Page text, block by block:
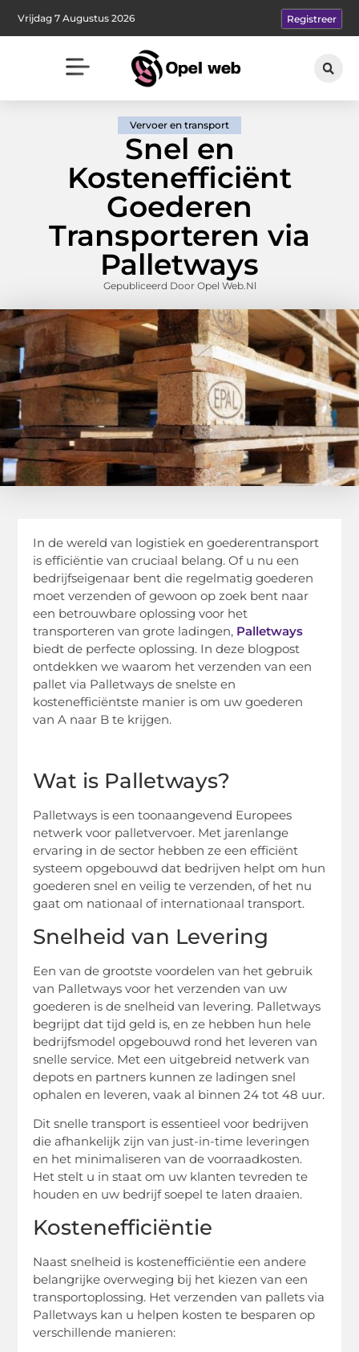
Vrijdag 7 Augustus 2026 Registreer
Vervoer en transport
Snel en
Kostenefficiënt
Goederen
Transporteren via
Palletways
Gepubliceerd Door Opel Web.nl
In de wereld van logistiek en goederentransport
is efficiëntie van cruciaal belang. Of u nu een
bedrijfseigenaar bent die regelmatig goederen
moet verzenden of gewoon op zoek bent naar
een betrouwbare oplossing voor het
transporteren van grote ladingen, Palletways
biedt de perfecte oplossing. In deze blogpost
ontdekken we waarom het verzenden van een
pallet via Palletways de snelste en
kostenefficiëntste manier is om uw goederen
van A naar B te krijgen.
Wat is Palletways?
Palletways is een toonaangevend Europees
netwerk voor palletvervoer. Met jarenlange
ervaring in de sector hebben ze een efficiënt
systeem opgebouwd dat bedrijven helpt om hun
goederen snel en veilig te verzenden, of het nu
gaat om nationaal of internationaal transport.
Snelheid van Levering
Een van de grootste voordelen van het gebruik
van Palletways voor het verzenden van uw
goederen is de snelheid van levering. Palletways
begrijpt dat tijd geld is, en ze hebben hun hele
bedrijfsmodel opgebouwd rond het leveren van
snelle service. Met een uitgebreid netwerk van
depots en partners kunnen ze ladingen snel
ophalen en leveren, vaak al binnen 24 tot 48 uur.
Dit snelle transport is essentieel voor bedrijven
die afhankelijk zijn van just-in-time leveringen
en het minimaliseren van de voorraadkosten.
Het stelt u in staat om uw klanten tevreden te
houden en uw bedrijf soepel te laten draaien.
Kostenefficiëntie
Naast snelheid is kostenefficiëntie een andere
belangrijke overweging bij het kiezen van een
transportoplossing. Het verzenden van pallets via
Palletways kan u helpen kosten te besparen op
verschillende manieren: